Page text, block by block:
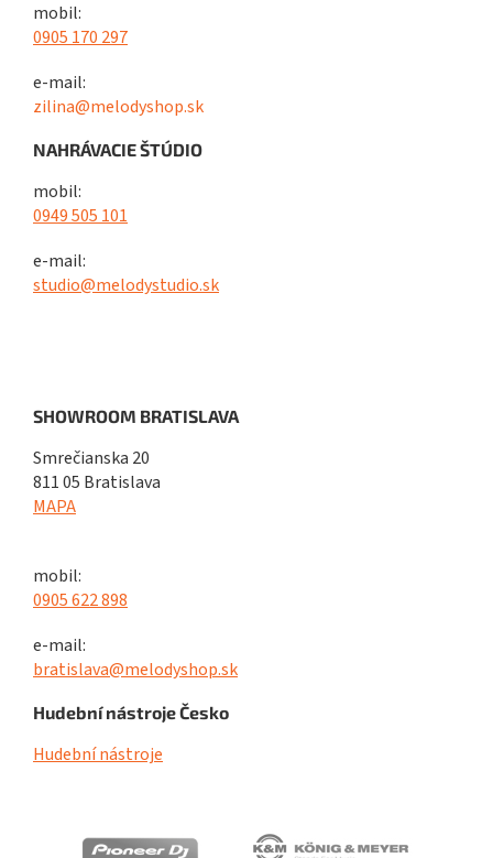
mobil:
0905 170 297
e-mail:
zilina@melodyshop.sk
NAHRÁVACIE ŠTÚDIO
mobil:
0949 505 101
e-mail:
studio@melodystudio.sk
SHOWROOM BRATISLAVA
Smrečianska 20
811 05 Bratislava
MAPA
mobil:
0905 622 898
e-mail:
bratislava@melodyshop.sk
Hudební nástroje Česko
Hudební nástroje